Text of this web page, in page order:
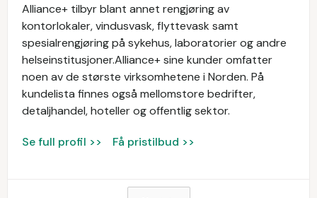
Alliance+ tilbyr blant annet rengjøring av
kontorlokaler, vindusvask, flyttevask samt
spesialrengjøring på sykehus, laboratorier og andre
helseinstitusjoner.Alliance+ sine kunder omfatter
noen av de største virksomhetene i Norden. På
kundelista finnes også mellomstore bedrifter,
detaljhandel, hoteller og offentlig sektor.
Se full profil >> Få pristilbud >>